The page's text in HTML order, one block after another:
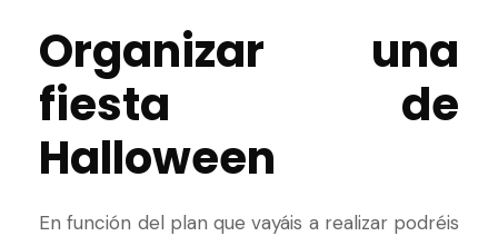
Organizar una
fiesta de
Halloween
En función del plan que vayáis a realizar podréis